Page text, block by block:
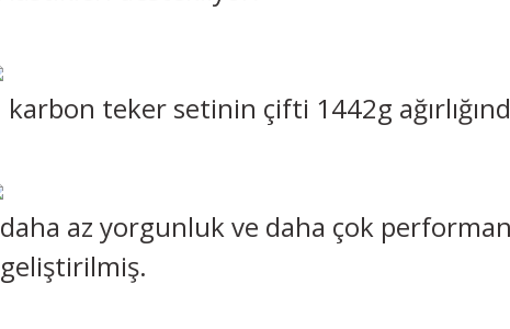
teker setinin çifti 1442g
az yorgunluk ve daha çok